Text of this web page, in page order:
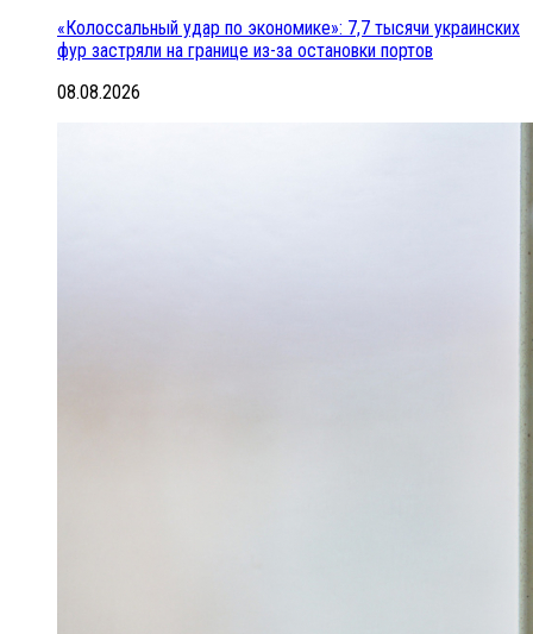
«Колоссальный удар по экономике»: 7,7 тысячи украинских
фур застряли на границе из-за остановки портов
08.08.2026